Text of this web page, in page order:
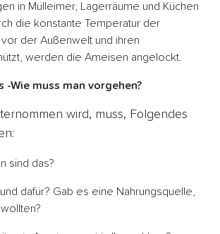
in Mülleimer, Lagerräume und Küchen
die konstante Temperatur der
der Außenwelt und ihren
werden die Ameisen angelockt.
-Wie muss man vorgehen?
wird, muss, Folgendes
sind das?
dafür? Gab es eine Nahrungsquelle,